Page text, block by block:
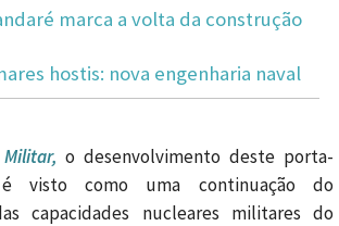
marca a volta da construção
hostis: nova engenharia naval
Militar,o desenvolvimento deste porta-
visto como uma continuação do
capacidades nucleares militares do